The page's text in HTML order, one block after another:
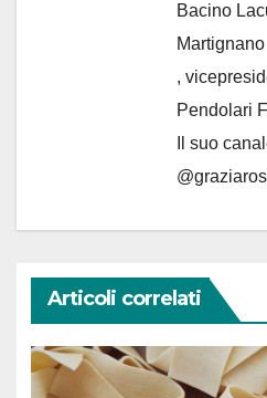
Bacino
Martignano
,
Pendolari
Il suo
Articoli correlati